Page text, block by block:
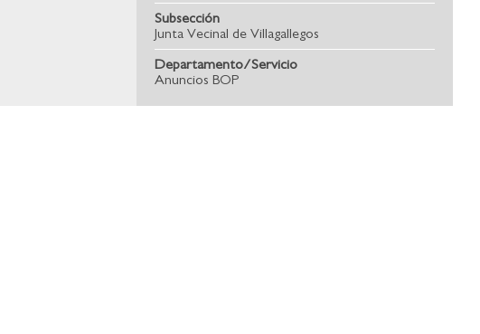
Subsección
Junta Vecinal de Villagallegos
Departamento/Servicio
Anuncios BOP